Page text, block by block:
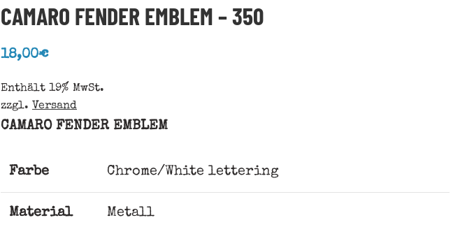
CAMARO FENDER EMBLEM – 350
18,00€
Enthält 19% MwSt.
zzgl. Versand
CAMARO FENDER EMBLEM
Farbe Chrome/White lettering
Material Metall